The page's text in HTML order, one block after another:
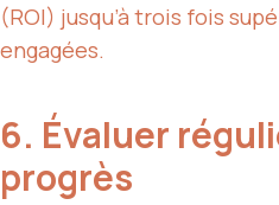
(ROI) jusqu’à trois fois
engagées.
6. Évaluer
progrès